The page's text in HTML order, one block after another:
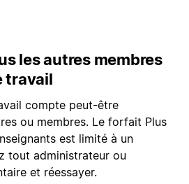
les autres membres
travail
compte peut-être
ou membres. Le forfait Plus
est limité à un
tout administrateur ou
et réessayer.